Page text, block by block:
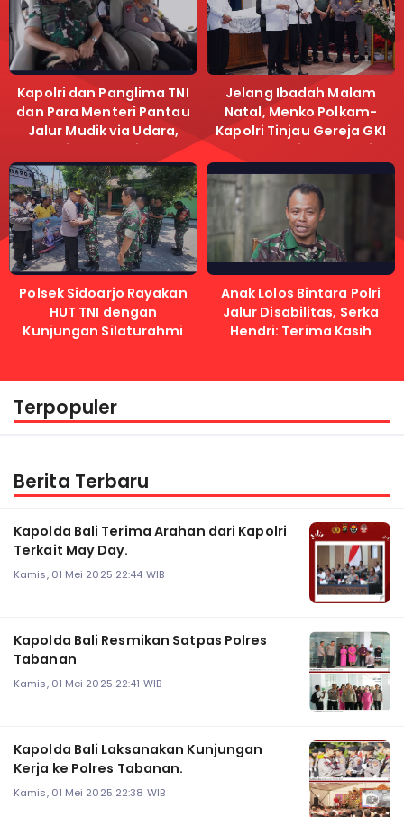
Kapolri dan Panglima TNI
dan Para Menteri Pantau
Jalur Mudik via Udara,
Pastikan Lalu Lintas
Lancar
Jelang Ibadah Malam
Natal, Menko Polkam-
Kapolri Tinjau Gereja GKI
Samanhudi dan Gereja
Immanuel
Polsek Sidoarjo Rayakan
HUT TNI dengan
Kunjungan Silaturahmi
Anak Lolos Bintara Polri
Jalur Disabilitas, Serka
Hendri: Terima Kasih
Kapolri
Terpopuler
Berita Terbaru
Kapolda Bali Terima Arahan dari Kapolri
Terkait May Day.
Kamis, 01 Mei 2025 22:44 WIB
Kapolda Bali Resmikan Satpas Polres
Tabanan
Kamis, 01 Mei 2025 22:41 WIB
Kapolda Bali Laksanakan Kunjungan
Kerja ke Polres Tabanan.
Kamis, 01 Mei 2025 22:38 WIB